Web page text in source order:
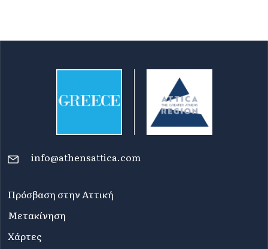
info@athensattica.com
Πρόσβαση στην Αττική
Μετακίνηση
Χάρτες